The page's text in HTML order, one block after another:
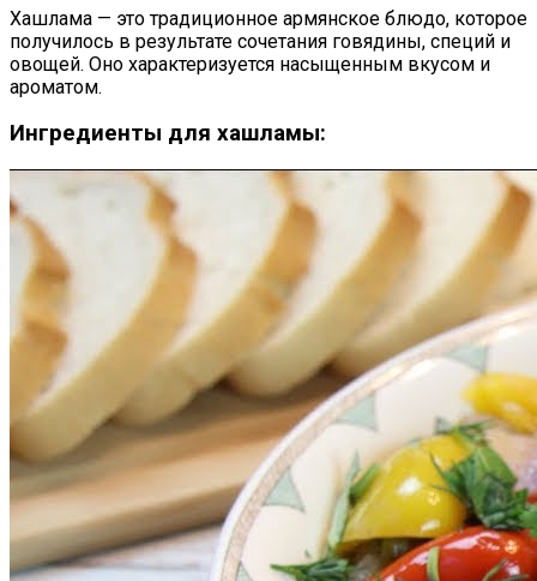
Хашлама — это традиционное армянское блюдо, которое
получилось в результате сочетания говядины, специй и
овощей. Оно характеризуется насыщенным вкусом и
ароматом.
Ингредиенты для хашламы: